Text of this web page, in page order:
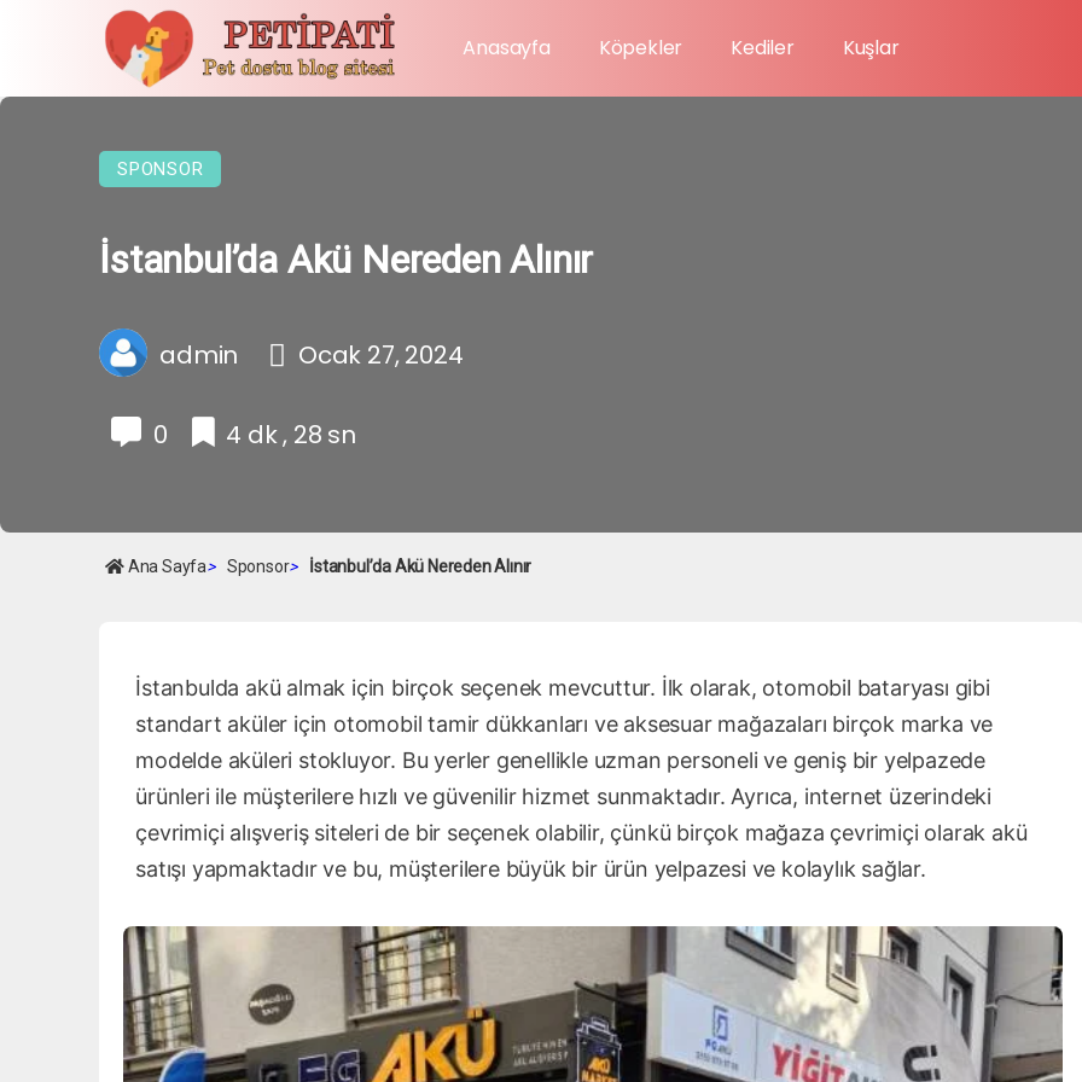
Anasayfa Köpekler Kediler Kuşlar
SPONSOR
İstanbul’da Akü Nereden Alınır
admin Ocak 27, 2024
0 4 dk , 28 sn
Ana Sayfa> Sponsor> İstanbul’da Akü Nereden Alınır
İstanbulda akü almak için birçok seçenek mevcuttur. İlk olarak, otomobil bataryası gibi
standart aküler için otomobil tamir dükkanları ve aksesuar mağazaları birçok marka ve
modelde aküleri stokluyor. Bu yerler genellikle uzman personeli ve geniş bir yelpazede
ürünleri ile müşterilere hızlı ve güvenilir hizmet sunmaktadır. Ayrıca, internet üzerindeki
çevrimiçi alışveriş siteleri de bir seçenek olabilir, çünkü birçok mağaza çevrimiçi olarak akü
satışı yapmaktadır ve bu, müşterilere büyük bir ürün yelpazesi ve kolaylık sağlar.